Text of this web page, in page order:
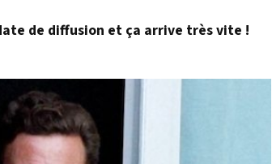
de diffusion et ça arrive très vite !